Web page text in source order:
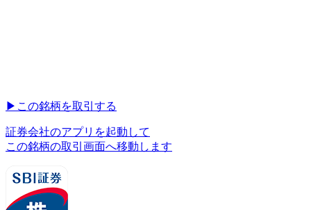
▶︎ この銘柄を取引する
証券会社のアプリを起動して
この銘柄の取引画面へ移動します